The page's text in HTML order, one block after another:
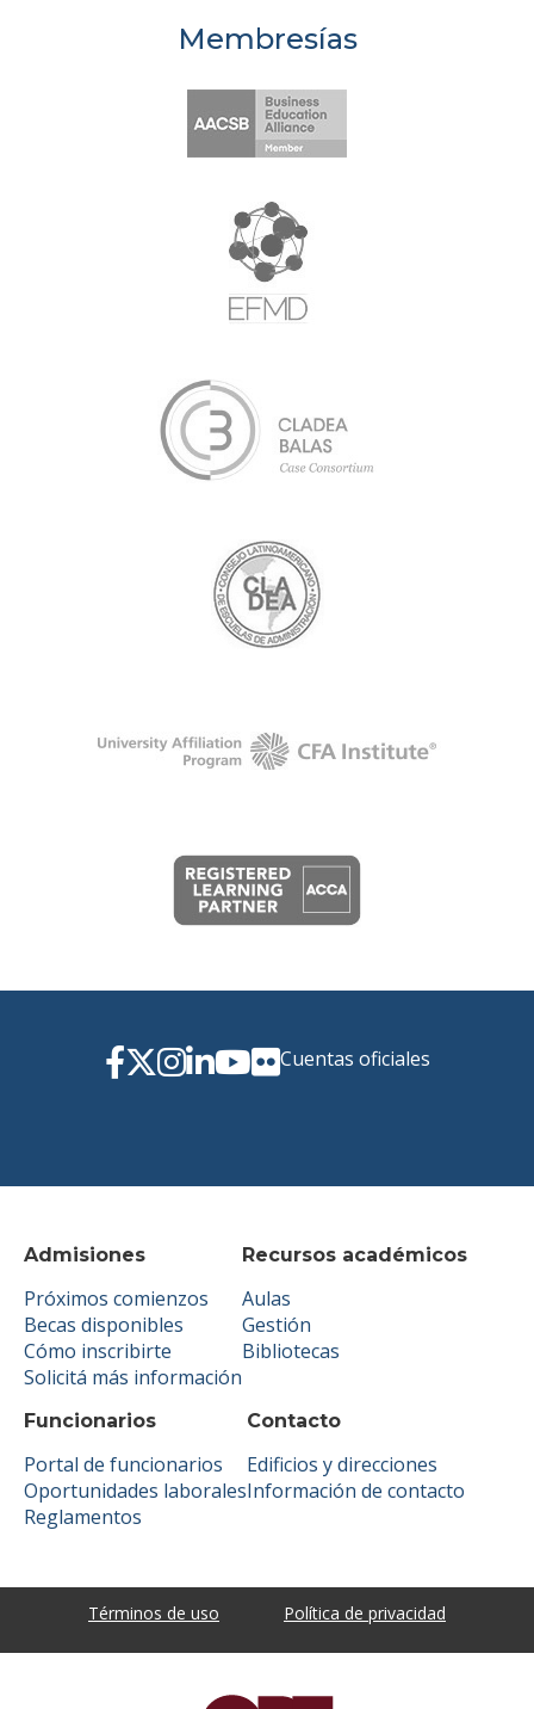
Membresías
Admisiones
Próximos comienzos
Becas disponibles
Cómo inscribirte
Solicitá más información
Recursos académicos
Aulas
Gestión
Bibliotecas
Funcionarios
Portal de funcionarios
Oportunidades laborales
Reglamentos
Contacto
Edificios y direcciones
Información de contacto
Cuentas oficiales
Términos de uso Política de privacidad